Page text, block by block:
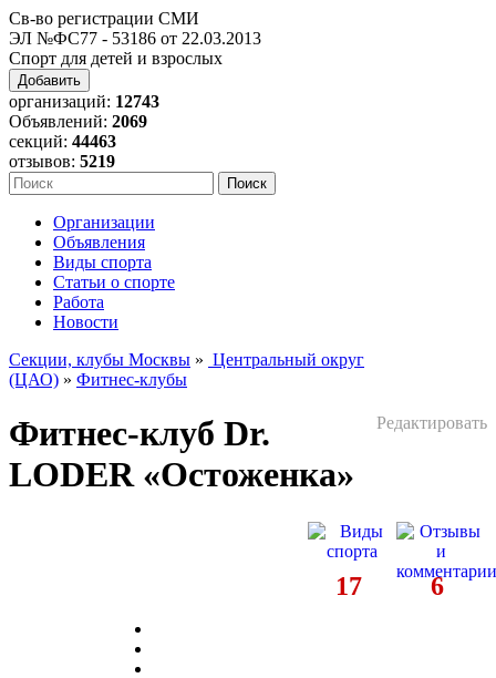
Св-во регистрации СМИ
ЭЛ №ФС77 - 53186 от 22.03.2013
Спорт для детей и взрослых
Добавить
организаций: 12743
Объявлений: 2069
секций: 44463
отзывов: 5219
Организации
Объявления
Виды спорта
Статьи о спорте
Работа
Новости
Секции, клубы Москвы » Центральный округ
(ЦАО) » Фитнес-клубы
Редактировать
Фитнес-клуб Dr.
LODER «Остоженка»
6
17